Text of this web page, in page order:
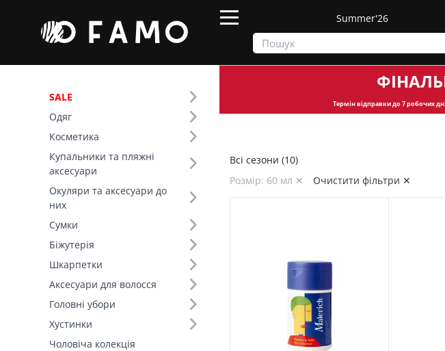
Summer'26
SALE
Одяг
Косметика
Купальники та пляжні
аксесуари
Окуляри та аксесуари до
них
Сумки
Біжутерія
Шкарпетки
Аксесуари для волосся
Головні убори
Хустинки
Чоловіча колекція
Термін відправкидо 7 робочих
Фільтр
Ціна
Сезон (1)
Розмір (414)
Країна виробник (2)
Всі сезони (10)
Розмір: 60 мл ✕
Очистити фільтри ✕